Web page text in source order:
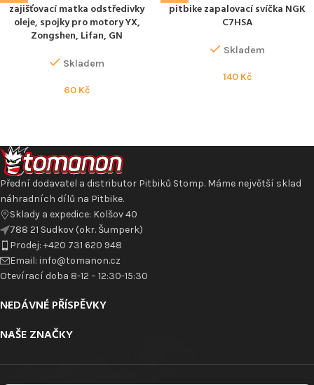
zajišťovací matka odstředivky
oleje, spojky pro motory YX,
Zongshen, Lifan, GN
Skladem
60 Kč
pitbike zapalovací svíčka NGK
C7HSA
Skladem
140 Kč
Přední dodavatel a distributor Pitbiků Stomp. Máme největší sklad
náhradních dílů na Pitbike.
Sklady a expedice: Kolšov 40
788 21 Sudkov (okr. Šumperk)
Prodej: +420 731 620 948
Email: info@tomanon.cz
Otevírací doba 8-12 – 12:30-15:30
NEDÁVNÉ PŘÍSPĚVKY
NAŠE ZNAČKY